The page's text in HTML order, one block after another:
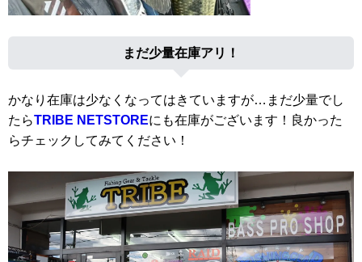
まだ少量在庫アリ！
かなり在庫は少なくなってはきていますが…まだ少量でし
たらTRIBE NETSTOREにも在庫がございます！良かった
らチェックしてみてください！